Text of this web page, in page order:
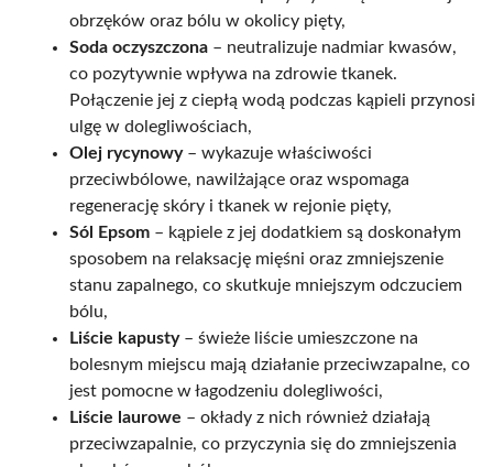
obrzęków oraz bólu w okolicy pięty,
Soda oczyszczona – neutralizuje nadmiar kwasów,
co pozytywnie wpływa na zdrowie tkanek.
Połączenie jej z ciepłą wodą podczas kąpieli przynosi
ulgę w dolegliwościach,
Olej rycynowy– wykazuje właściwości
przeciwbólowe, nawilżające oraz wspomaga
regenerację skóry i tkanek w rejonie pięty,
Sól Epsom – kąpiele z jej dodatkiem są doskonałym
sposobem na relaksację mięśni oraz zmniejszenie
stanu zapalnego, co skutkuje mniejszym odczuciem
bólu,
Liście kapusty– świeże liście umieszczone na
bolesnym miejscu mają działanie przeciwzapalne, co
jest pomocne w łagodzeniu dolegliwości,
Liście laurowe – okłady z nich również działają
przeciwzapalnie, co przyczynia się do zmniejszenia